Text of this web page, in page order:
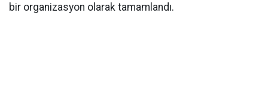
bir organizasyon olarak tamamlandı.